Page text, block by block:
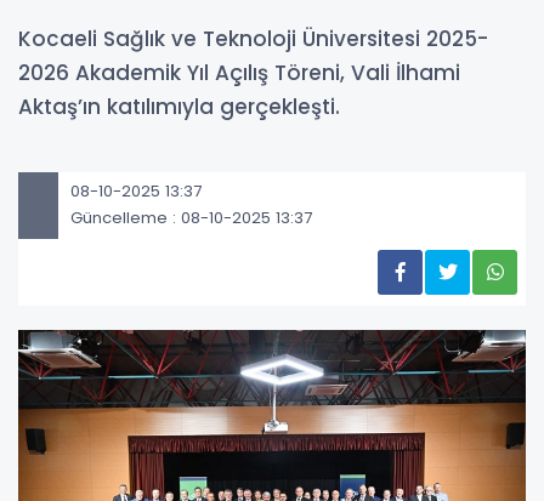
Kocaeli Sağlık ve Teknoloji Üniversitesi 2025-
2026 Akademik Yıl Açılış Töreni, Vali İlhami
Aktaş’ın katılımıyla gerçekleşti.
08-10-2025 13:37
Güncelleme : 08-10-2025 13:37